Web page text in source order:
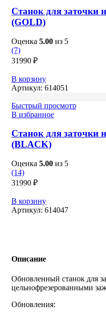
Станок для заточки
(GOLD)
Оценка 5.00 из 5
(7)
31990 ₽
В корзину
Артикул: 614051
Быстрый просмотр
В избранное
Станок для заточки
(BLACK)
Оценка 5.00 из 5
(14)
31990 ₽
В корзину
Артикул: 614047
Описание
Обновленный станок для
цельнофрезерованными
Обновления: